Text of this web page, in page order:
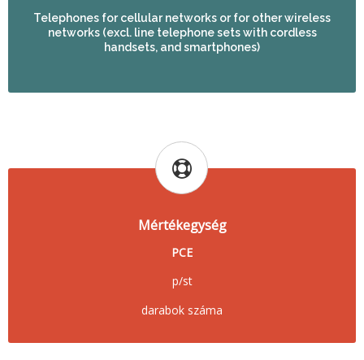
Telephones for cellular networks or for other wireless
networks (excl. line telephone sets with cordless
handsets, and smartphones)
Mértékegység
PCE
p/st
darabok száma